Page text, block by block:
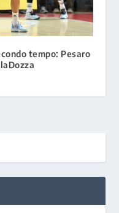
tempo: Pesaro